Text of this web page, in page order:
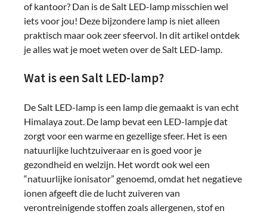
of kantoor? Dan is de Salt LED-lamp misschien wel
iets voor jou! Deze bijzondere lamp is niet alleen
praktisch maar ook zeer sfeervol. In dit artikel ontdek
je alles wat je moet weten over de Salt LED-lamp.
Wat is een Salt LED-lamp?
De Salt LED-lamp is een lamp die gemaakt is van echt
Himalaya zout. De lamp bevat een LED-lampje dat
zorgt voor een warme en gezellige sfeer. Het is een
natuurlijke luchtzuiveraar en is goed voor je
gezondheid en welzijn. Het wordt ook wel een
“natuurlijke ionisator” genoemd, omdat het negatieve
ionen afgeeft die de lucht zuiveren van
verontreinigende stoffen zoals allergenen, stof en